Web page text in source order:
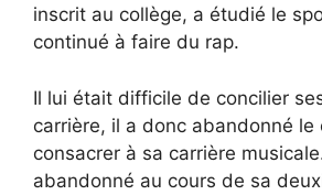
inscrit au collège, a étudié le
continué à faire du rap.
Il lui était difficile de concilier
carrière, il a donc abandonné le
consacrer à sa carrière
abandonné au cours de sa